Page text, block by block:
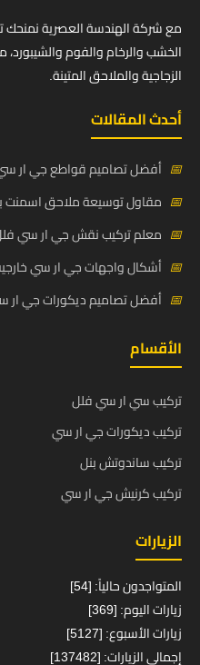
مع شركة الهندسة العصرية نمنحك
الخشب والرخام والفوم
الزجاجية والملاحق المتينة.
أحدث المقالات
📅 أفضل تصاميم قواطع جي ار سي
📅 مقاول توسيعة ملاحق اسمنت
📅 معلم تركيب نقش جي ار سي
📅 أشكال واجهات جي ار سي
📅 أفضل تصاميم ديكورات جي ار
الأقسام
تركيب سي ار سي فلل
تركيب ديكورات جي ار سي
تركيب ساندوتش بنل
تركيب كرنيش جي ار سي
الزيارات
المتواجدون حالياً: [54]
زيارات اليوم: [369]
زيارات الأسبوع: [5127]
إجمالي الزيارات: [137482]